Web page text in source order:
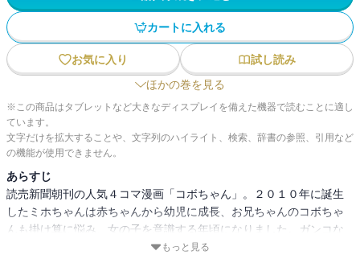
カートに入れる
お気に入り
試し読み
ほかの巻を見る
※この商品はタブレットなど大きなディスプレイを備えた機器で読むことに適し
ています。
文字だけを拡大することや、文字列のハイライト、検索、辞書の参照、引用など
の機能が使用できません。
あらすじ
読売新聞朝刊の人気４コマ漫画「コボちゃん」。２０１０年に誕生
したミホちゃんは赤ちゃんから幼児に成長、お兄ちゃんのコボちゃ
んも掛け算に悩み、女の子を意識する年頃になりました。ガンコな
おじいちゃん、優しいおばあちゃん、あわて者のパパ、しっかり者
もっと見る